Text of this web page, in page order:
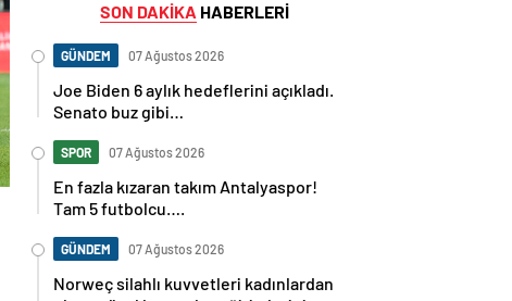
SON DAKİKA HABERLERİ
GÜNDEM 07 Ağustos 2026
Joe Biden 6 aylık hedeflerini açıkladı.
Senato buz gibi…
SPOR 07 Ağustos 2026
En fazla kızaran takım Antalyaspor!
Tam 5 futbolcu….
GÜNDEM 07 Ağustos 2026
Norweç silahlı kuvvetleri kadınlardan